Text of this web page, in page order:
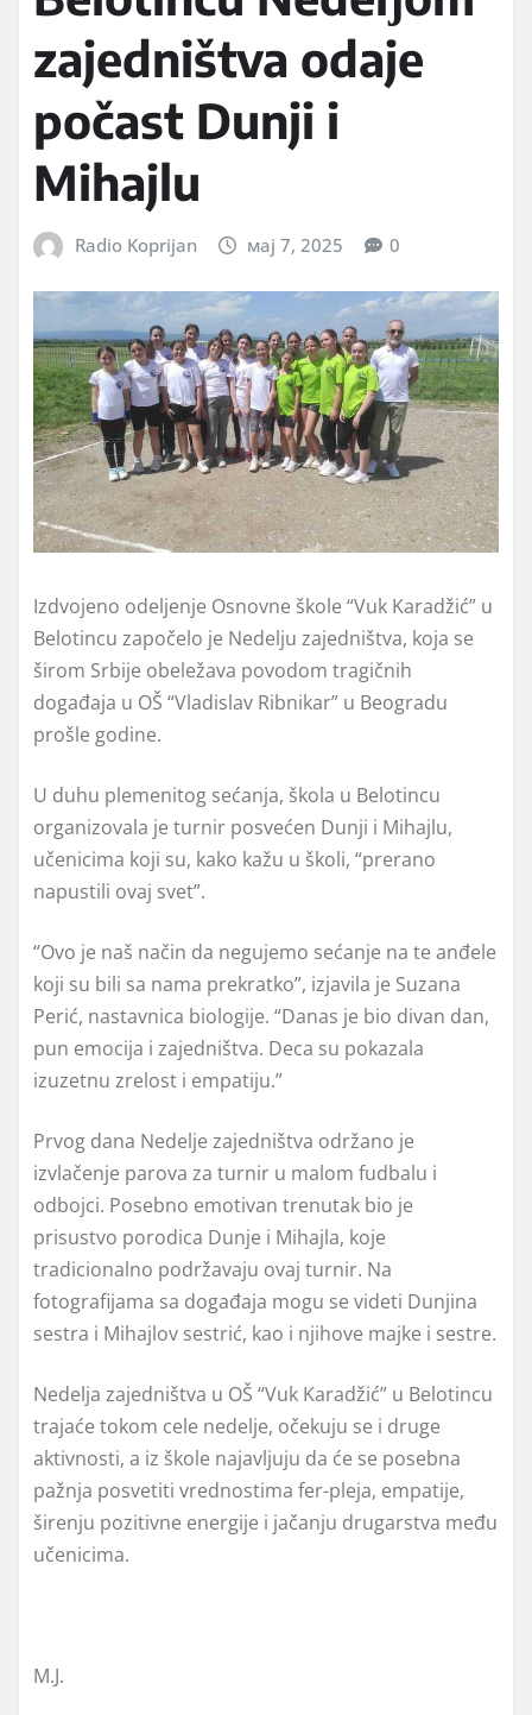
zajedništva odaje
počast Dunji i
Mihajlu
Radio Koprijan мај 7, 2025 0
Izdvojeno odelјenje Osnovne škole “Vuk Karadžić” u
Belotincu započelo je Nedelјu zajedništva, koja se
širom Srbije obeležava povodom tragičnih
događaja u OŠ “Vladislav Ribnikar” u Beogradu
prošle godine.
U duhu plemenitog sećanja, škola u Belotincu
organizovala je turnir posvećen Dunji i Mihajlu,
učenicima koji su, kako kažu u školi, “prerano
napustili ovaj svet”.
“Ovo je naš način da negujemo sećanje na te anđele
koji su bili sa nama prekratko”, izjavila je Suzana
Perić, nastavnica biologije. “Danas je bio divan dan,
pun emocija i zajedništva. Deca su pokazala
izuzetnu zrelost i empatiju.”
Prvog dana Nedelјe zajedništva održano je
izvlačenje parova za turnir u malom fudbalu i
odbojci. Posebno emotivan trenutak bio je
prisustvo porodica Dunje i Mihajla, koje
tradicionalno podržavaju ovaj turnir. Na
fotografijama sa događaja mogu se videti Dunjina
sestra i Mihajlov sestrić, kao i njihove majke i sestre.
Nedelјa zajedništva u OŠ “Vuk Karadžić” u Belotincu
trajaće tokom cele nedelјe, očekuju se i druge
aktivnosti, a iz škole najavlјuju da će se posebna
pažnja posvetiti vrednostima fer-pleja, empatije,
širenju pozitivne energije i jačanju drugarstva među
učenicima.
M.J.